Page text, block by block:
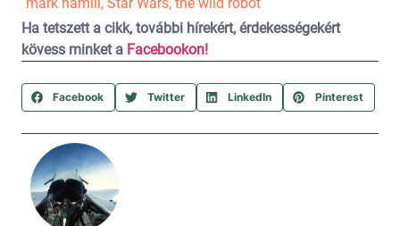
Ha tetszett a cikk, további hírekért, érdekességekért
kövess minket a Facebookon!
Facebook Twitter LinkedIn Pinterest